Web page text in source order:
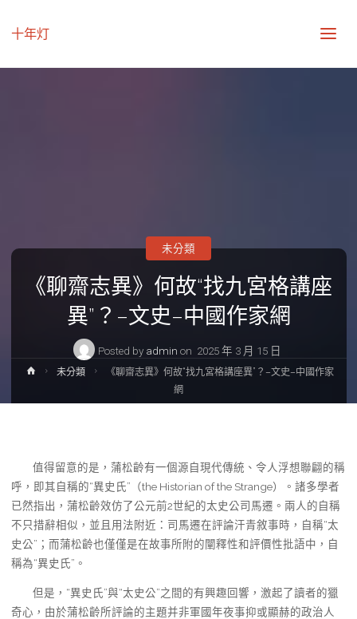
十年灯
《聊齋志異》何故“找九宮格講座
異”？–文史–中國作家網
Posted by admin on 2025 年 3 月 15 日
未分類
Home未分類
《聊齋志異》何故“找九宮格講座異”？–文史–中國作家
網
值得留意的是，蒲松齡有一個源自現代傳統、令人浮想聯翩的稱
呼，即其自稱的“異史氏”（the Historian of the Strange）。諸多學者
已然指出，蒲松齡效仿了公元前2世紀的太史公司馬遷。兩人的自稱
不只措辭相似，並且用法附近：司馬遷在評論汗青敘事時，自稱“太
史公”；而蒲松齡也僅僅是在故事所附的闡釋性和評價性批語中，自
稱為“異史氏”。
但是，“異史氏”與“太史公”之間的有興趣回響，激起了讀者的獵
奇心，由於蒲松齡所評論的主題并非軍國年夜事抑或顯赫的政治人